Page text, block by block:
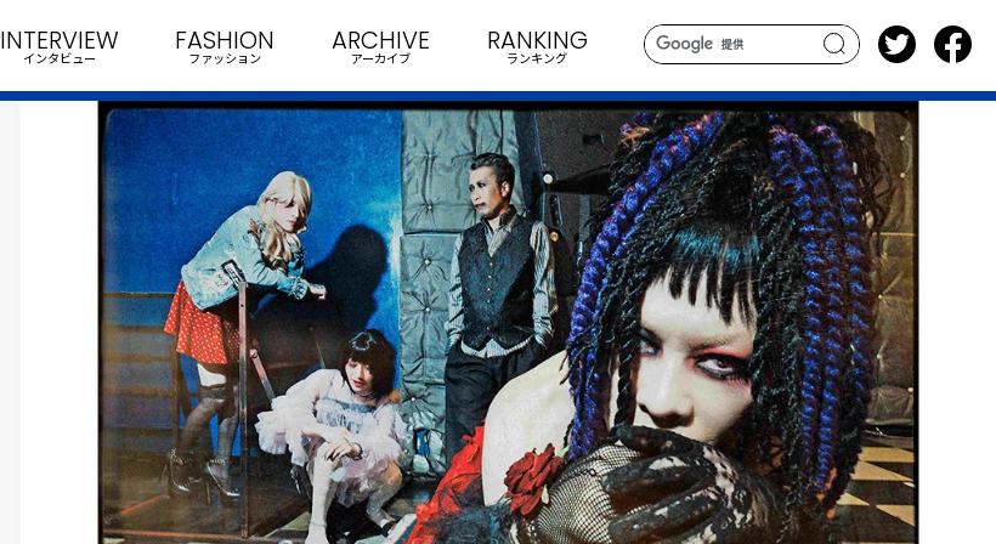
search
INTERVIEW
インタビュー
FASHION
ファッション
ARCHIVE
アーカイブ
RANKING
ランキング